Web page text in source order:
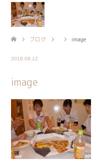
ブログ image
2018.08.12
image